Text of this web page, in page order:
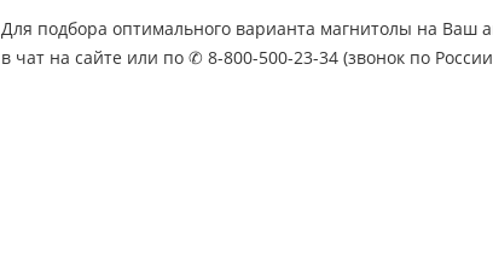
Для подбора оптимального варианта магнитолы на Ваш
в чат на сайте или по ✆ 8-800-500-23-34 (звонок по